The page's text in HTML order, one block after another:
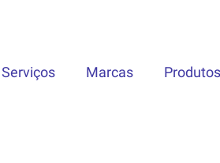
Serviços Marcas Produtos